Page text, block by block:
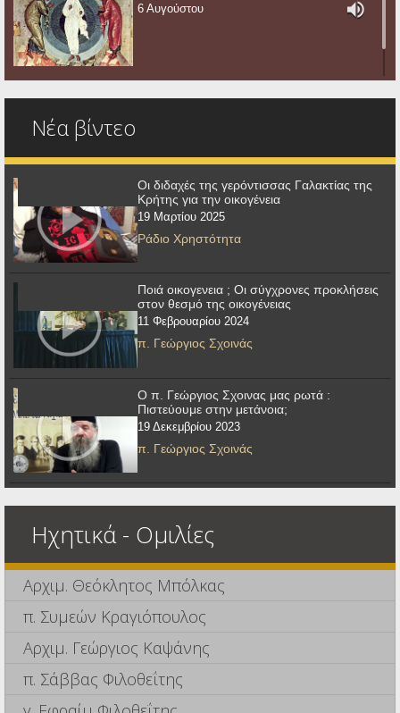
6 Αυγούστου
Νέα βίντεο
Οι διδαχές της γερόντισσας Γαλακτίας της
Κρήτης για την οικογένεια
19 Μαρτίου 2025
Ράδιο Χρηστότητα
Ποιά οικογενεια ; Οι σύγχρονες προκλήσεις
στον θεσμό της οικογένειας
11 Φεβρουαρίου 2024
π. Γεώργιος Σχοινάς
Ο π. Γεώργιος Σχοινας μας ρωτά :
Πιστεύουμε στην μετάνοια;
19 Δεκεμβρίου 2023
π. Γεώργιος Σχοινάς
Ηχητικά - Ομιλίες
Αρχιμ. Θεόκλητος Μπόλκας
π. Συμεών Κραγιόπουλος
Αρχιμ. Γεώργιος Καψάνης
π. Σάββας Φιλοθεΐτης